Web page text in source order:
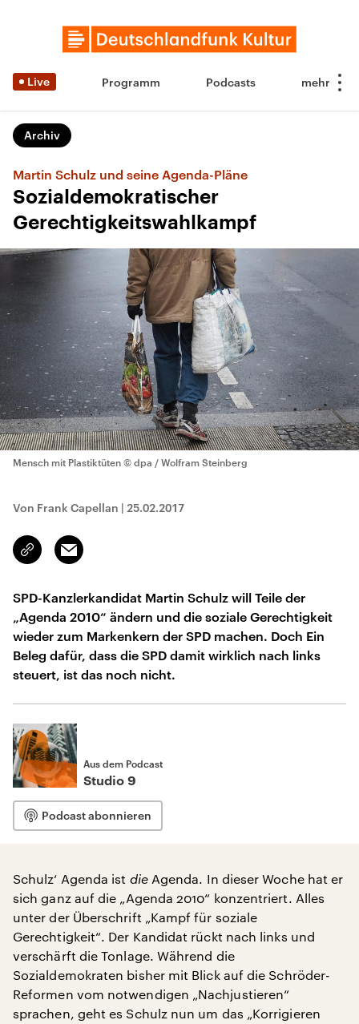
Live Programm Podcasts
Archiv
Martin Schulz und seine Agenda-Pläne
Sozialdemokratischer
Gerechtigkeitswahlkampf
Mensch mit Plastiktüten © dpa / Wolfram Steinberg
Von Frank Capellan | 25.02.2017
Link
kopieren/teilen
Email
SPD-Kanzlerkandidat Martin Schulz will Teile der
„Agenda 2010“ ändern und die soziale Gerechtigkeit
wieder zum Markenkern der SPD machen. Doch Ein
Beleg dafür, dass die SPD damit wirklich nach links
steuert, ist das noch nicht.
Aus dem Podcast
Studio 9
Podcast abonnieren
Schulz‘ Agenda ist dieAgenda. In dieser Woche hat er
sich ganz auf die „Agenda 2010“ konzentriert. Alles
unter der Überschrift „Kampf für soziale
Gerechtigkeit“. Der Kandidat rückt nach links und
verschärft die Tonlage. Während die
Sozialdemokraten bisher mit Blick auf die Schröder-
Reformen vom notwendigen „Nachjustieren“
sprachen, geht es Schulz nun um das „Korrigieren